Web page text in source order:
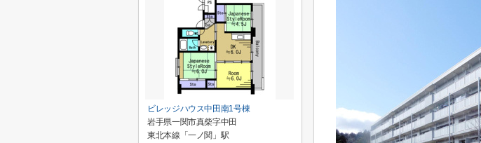
ビレッジハウス中田南1号棟
岩手県一関市真柴字中田
東北本線「一ノ関」駅